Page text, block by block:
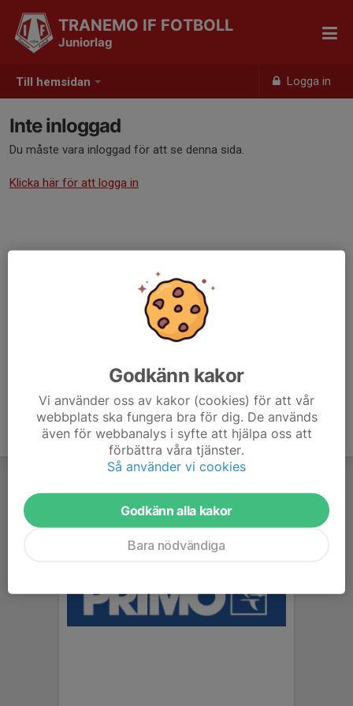
Till hemsidan Logga in
TRANEMO IF FOTBOLL
Juniorlag
Inte inloggad
Du måste vara inloggad för att se denna sida.
Klicka här för att logga in
Godkänn kakor
Vi använder oss av kakor (cookies) för att vår
webbplats ska fungera bra för dig. De används
även för webbanalys i syfte att hjälpa oss att
förbättra våra tjänster.
Så använder vi cookies
Godkänn alla kakor
Bara nödvändiga